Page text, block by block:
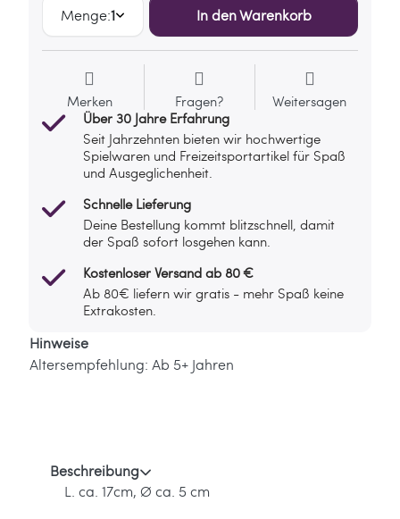
Menge:1 In den Warenkorb
Merken Fragen?
Weitersagen
Über 30 Jahre Erfahrung
Seit Jahrzehnten bieten wir hochwertige
Spielwaren und Freizeitsportartikel für Spaß
und Ausgeglichenheit.
Schnelle Lieferung
Deine Bestellung kommt blitzschnell, damit
der Spaß sofort losgehen kann.
Kostenloser Versand ab 80 €
Ab 80€ liefern wir gratis - mehr Spaß keine
Extrakosten.
Hinweise
Altersempfehlung: Ab 5+ Jahren
Beschreibung
L. ca. 17cm, Ø ca. 5 cm